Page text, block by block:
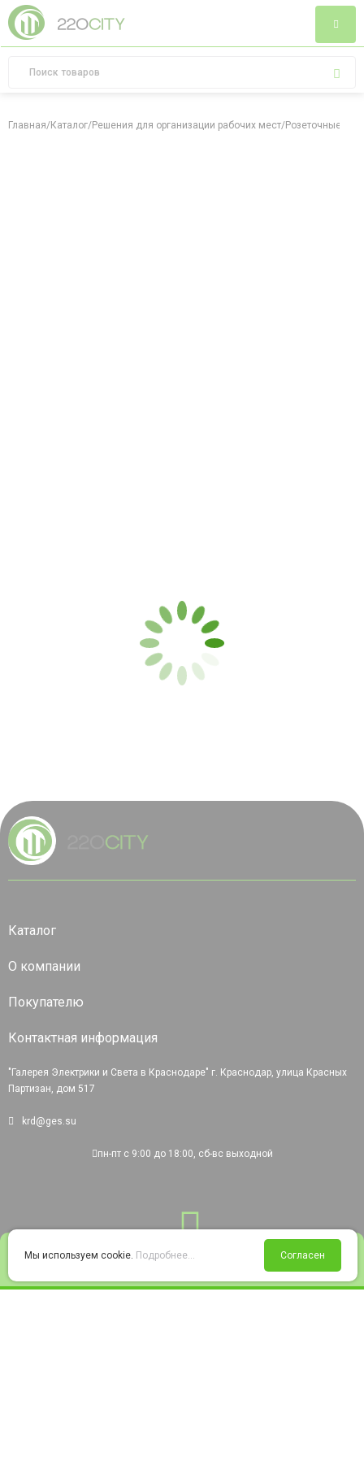
Войти Избранное Корзина
Главная/Каталог/Решения для организации рабочих мест/Розеточные
Каталог
О компании
Покупателю
Контактная информация
"Галерея Электрики и Света в Краснодаре" г. Краснодар, улица Красных
Партизан, дом 517
krd@ges.su
пн-пт с 9:00 до 18:00, сб-вс выходной
Мы используем cookie. Подробнее... Согласен